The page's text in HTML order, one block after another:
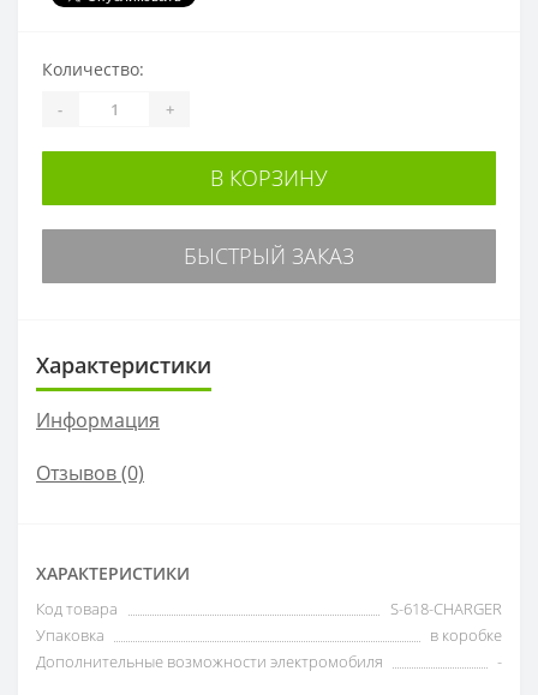
Количество:
- +
В КОРЗИНУ
БЫСТРЫЙ ЗАКАЗ
Характеристики
Информация
Отзывов (0)
ХАРАКТЕРИСТИКИ
Код товара
S-618-CHARGER
Упаковка
в коробке
Дополнительные возможности электромобиля
-